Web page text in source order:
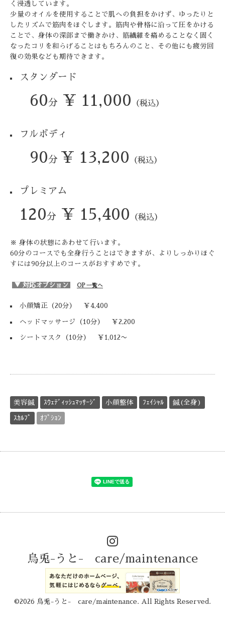
く浸透しています。
少量のオイルを使用することで肌への負担をかけず、 ゆったりと
したリズムで筋肉をほぐします。 筋肉や骨格に沿って圧をかける
ことで、身体の深部まで働きかけ、 筋繊維を痛めることなく固く
なったコリを和らげることはもちろん のこと、その他にも疲労回
復の効果なども期待できます。
スタンダード
60分 ¥ 11,000 （税込）
フルボディ
90分 ¥ 13,200 （税込）
プレミアム
120分 ¥ 15,400 （税込）
※ 身体の状態にあわせて行います。
60分のコースでも全身行うことはできますが、よりしっかりほぐ
すには90分以上のコースがおすすめです。
▼ 対応オプション OP一覧へ
小顔矯正（20分） ￥4,400
ヘッドマッサージ（10分） ￥2,200
シートマスク（10分） ￥1,012〜
美容鍼 ｽｳｪﾃﾞｨｯｼｭﾏｯｻｰｼﾞ 小顔整体 ﾌｪｲｼｬﾙ 鍼(全身)
ｽｶﾙﾌﾟ ｵﾌﾟｼｮﾝ
烏兎-うと- care/maintenance
©2026 烏兎-うと- care/maintenance. All Rights Reserved.